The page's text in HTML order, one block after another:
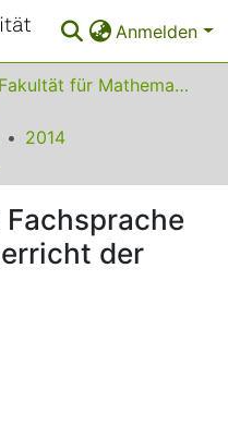
Anmelden
01 Fakultät für Mathematik
2014
der